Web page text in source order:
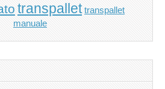
transpallet transpallet
manuale